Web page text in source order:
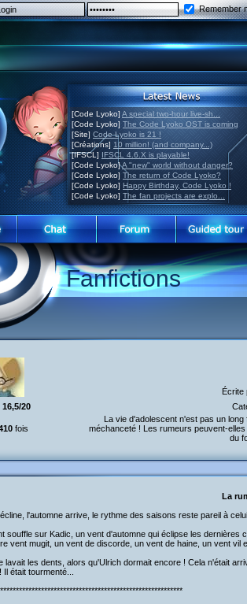
Remember
[Code Lyoko] A special two-hour live-sh...
[Code Lyoko] The Code Lyoko OST is coming
[Site] Code Lyoko is 21 !
[Créations] 10 million! (and company...)
[IFSCL] IFSCL 4.6.X is playable!
[Code Lyoko]A "new" world without danger?
[Code Lyoko] The return of Code Lyoko?
[Code Lyoko] Happy Birthday, Code Lyoko !
[Code Lyoko] The fan projects are explo...
Fanfictions
Écrite
16,5/20
fois
La vie d'adolescent n'est pas un
méchanceté ! Les rumeurs peuvent-
du
La
l'automne arrive, le rythme des saisons reste pareil à celui
souffle sur Kadic, un vent d'automne qui éclipse les dernières
vent mugit, un vent de discorde, un vent de haine, un vent vil
lavait les dents, alors qu'Ulrich dormait encore ! Cela n'était
Il était tourmenté...